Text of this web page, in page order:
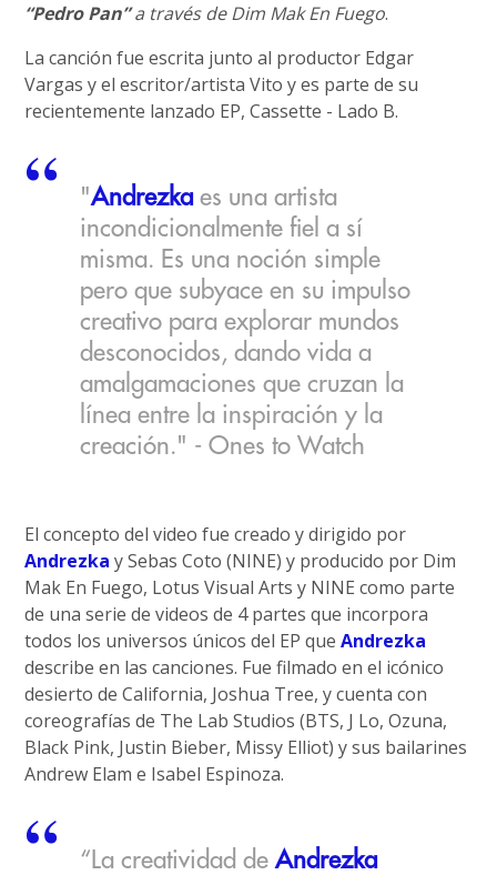
“Pedro Pan”a través de Dim Mak En Fuego.
La canción fue escrita junto al productor Edgar
Vargas y el escritor/artista Vito y es parte de su
recientemente lanzado EP, Cassette - Lado B.
"Andrezkaes una artista
incondicionalmente fiel a sí
misma. Es una noción simple
pero que subyace en su impulso
creativo para explorar mundos
desconocidos, dando vida a
amalgamaciones que cruzan la
línea entre la inspiración y la
creación." - Ones to Watch
El concepto del video fue creado y dirigido por
Andrezka y Sebas Coto (NINE) y producido por Dim
Mak En Fuego, Lotus Visual Arts y NINE como parte
de una serie de videos de 4 partes que incorpora
todos los universos únicos del EP queAndrezka
describe en las canciones. Fue filmado en el icónico
desierto de California, Joshua Tree, y cuenta con
coreografías de The Lab Studios (BTS, J Lo, Ozuna,
Black Pink, Justin Bieber, Missy Elliot) y sus bailarines
Andrew Elam e Isabel Espinoza.
“La creatividad deAndrezka